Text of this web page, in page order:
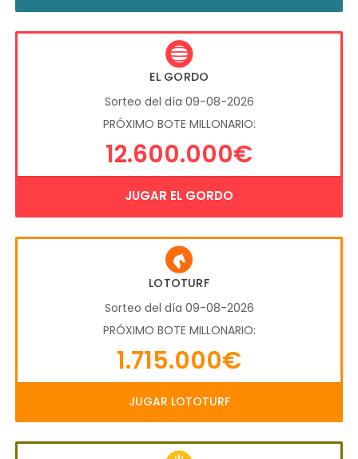
EL GORDO
Sorteo del día 09-08-2026
PRÓXIMO BOTE MILLONARIO:
12.600.000€
JUGAR EL GORDO
LOTOTURF
Sorteo del día 09-08-2026
PRÓXIMO BOTE MILLONARIO:
1.715.000€
JUGAR LOTOTURF